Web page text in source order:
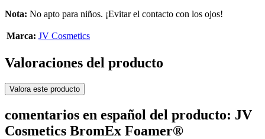
Nota: No apto para niños. ¡Evitar el contacto con los ojos!
Marca: JV Cosmetics
Valoraciones del producto
Valora este producto
comentarios en español del producto: JV
Cosmetics BromEx Foamer®